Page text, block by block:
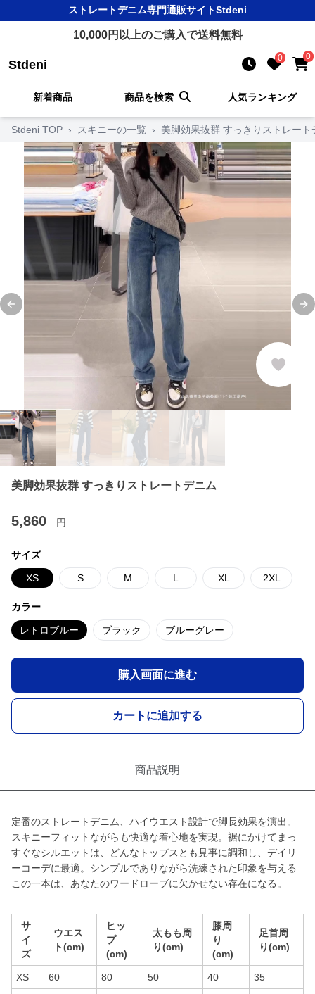
ストレートデニム専門通販サイトStdeni
10,000円以上のご購入で送料無料
Stdeni 0 0
新着商品 商品を検索 人気ランキング
Stdeni TOP › スキニーの一覧 › 美脚効果抜群 すっきりストレート
Previous slide
美脚効果抜群 すっきりストレートデニム
5,860 円
サイズ
XS S M L XL 2XL
カラー
レトロブルー ブラック ブルーグレー
購入画面に進む
カートに追加する
商品説明
定番のストレートデニム、ハイウエスト設計で脚長効果を演出。
スキニーフィットながらも快適な着心地を実現。裾にかけてまっ
すぐなシルエットは、どんなトップスとも見事に調和し、デイリ
ーコーデに最適。シンプルでありながら洗練された印象を与える
この一本は、あなたのワードローブに欠かせない存在になる。
サ
イ
ズ
ウエス
ト(cm)
ヒッ
プ
(cm)
太もも周
り(cm)
膝周
り
(cm)
足首周
り(cm)
XS 60 80 50 40 35